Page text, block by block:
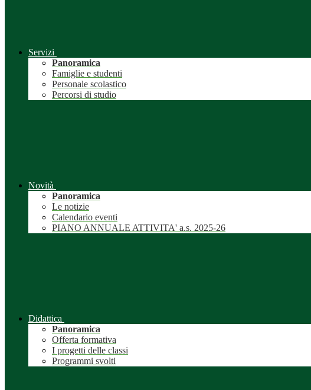
Servizi
Panoramica
Famiglie e studenti
Personale scolastico
Percorsi di studio
Novità
Panoramica
Le notizie
Calendario eventi
PIANO ANNUALE ATTIVITA' a.s. 2025-26
Didattica
Panoramica
Offerta formativa
I progetti delle classi
Programmi svolti